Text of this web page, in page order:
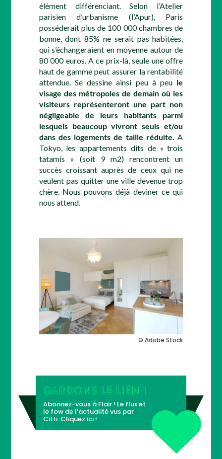
élément différenciant. Selon l’Atelier
parisien d’urbanisme (l’Apur), Paris
posséderait plus de 100 000 chambres de
bonne, dont 85% ne serait pas habitées,
qui s’échangeraient en moyenne autour de
80 000 euros. A ce prix-là, seule une offre
haut de gamme peut assurer la rentabilité
attendue. Se dessine ainsi peu à peu le
visage des métropoles de demain où les
visiteurs représenteront une part non
négligeable de leurs habitants parmi
lesquels beaucoup vivront seuls et/ou
dans des logements de taille réduite.A
Tokyo, les appartements dits de « trois
tatamis » (soit 9 m2) rencontrent un
succès croissant auprès de ceux qui ne
veulent pas quitter une ville devenue trop
chère. Nous pouvons déjà deviner ce qui
nous attend.
© Adobe Stock
GARDONS LE LIEN !
Abonnez-vous à Flair ! Le flux et
le fow de l’actualité vus par
Citti. Cliquez ici !